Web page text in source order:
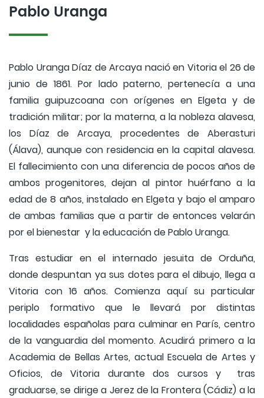
Pablo Uranga
Pablo Uranga Díaz de Arcaya nació en Vitoria el 26 de
junio de 1861. Por lado paterno, pertenecía a una
familia guipuzcoana con orígenes en Elgeta y de
tradición militar; por la materna, a la nobleza alavesa,
los Díaz de Arcaya, procedentes de Aberasturi
(Álava), aunque con residencia en la capital alavesa.
El fallecimiento con una diferencia de pocos años de
ambos progenitores, dejan al pintor huérfano a la
edad de 8 años, instalado en Elgeta y bajo el amparo
de ambas familias que a partir de entonces velarán
por el bienestar y la educación de Pablo Uranga.
Tras estudiar en el internado jesuita de Orduña,
donde despuntan ya sus dotes para el dibujo, llega a
Vitoria con 16 años. Comienza aquí su particular
periplo formativo que le llevará por distintas
localidades españolas para culminar en París, centro
de la vanguardia del momento. Acudirá primero a la
Academia de Bellas Artes, actual Escuela de Artes y
Oficios, de Vitoria durante dos cursos y tras
graduarse, se dirige a Jerez de la Frontera (Cádiz) a la